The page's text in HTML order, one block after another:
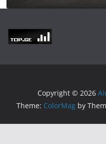
Copyright © 2026
Theme: ColorMag by